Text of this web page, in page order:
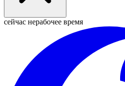
сейчас нерабочее время